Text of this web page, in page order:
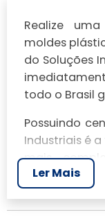
Realize
moldes
do Soluções
todo o Brasil
Possuindo
Industriais é
mais
realizar um
moldes
anuciantes a
Ler Mais